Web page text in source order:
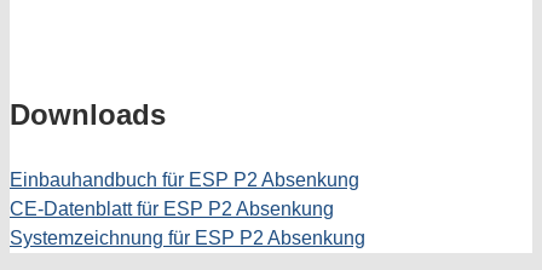
Downloads
Einbauhandbuch für ESP P2 Absenkung
CE-Datenblatt für ESP P2 Absenkung
Systemzeichnung für ESP P2 Absenkung